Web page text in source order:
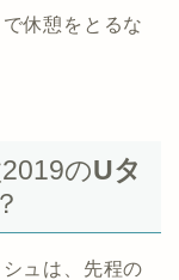
休憩をとるな
のUタ
ュは、先程の